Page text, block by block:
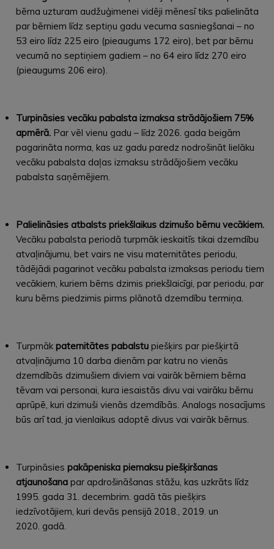
bērna uzturam audžuģimenei vidēji mēnesī tiks palielināta
par bērniem līdz septiņu gadu vecuma sasniegšanai – no
53 eiro līdz 225 eiro (pieaugums 172 eiro), bet par bērnu
vecumā no septiņiem gadiem – no 64 eiro līdz 270 eiro
(pieaugums 206 eiro).
Turpināsies vecāku pabalsta izmaksa strādājošiem 75%
apmērā. Par vēl vienu gadu – līdz 2026. gada beigām
pagarināta norma, kas uz gadu paredz nodrošināt lielāku
vecāku pabalsta daļas izmaksu strādājošiem vecāku
pabalsta saņēmējiem.
Palielināsies atbalsts priekšlaikus dzimušo bērnu vecākiem.
Vecāku pabalsta periodā turpmāk ieskaitīs tikai dzemdību
atvaļinājumu, bet vairs ne visu maternitātes periodu,
tādējādi pagarinot vecāku pabalsta izmaksas periodu tiem
vecākiem, kuriem bērns dzimis priekšlaicīgi, par periodu, par
kuru bērns piedzimis pirms plānotā dzemdību termiņa.
Turpmāk paternitātes pabalstu piešķirs par piešķirtā
atvaļinājuma 10 darba dienām par katru no vienās
dzemdībās dzimušiem diviem vai vairāk bērniem bērna
tēvam vai personai, kura iesaistās divu vai vairāku bērnu
aprūpē, kuri dzimuši vienās dzemdībās. Analogs nosacījums
būs arī tad, ja vienlaikus adoptē divus vai vairāk bērnus.
Turpināsies pakāpeniska piemaksu piešķiršanas
atjaunošana par apdrošināšanas stāžu, kas uzkrāts līdz
1995. gada 31. decembrim. gadā tās piešķirs
iedzīvotājiem, kuri devās pensijā 2018., 2019. un
2020. gadā.